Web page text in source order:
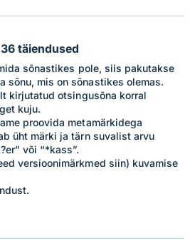
täiendused
sõnastikes pole, siis pakutakse
sõnu, mis on sõnastikes olemas.
kirjutatud otsingusõna korral
kuju.
proovida metamärkidega
üht märki ja tärn suvalist arvu
või “*kass”.
versioonimärkmed siin) kuvamise